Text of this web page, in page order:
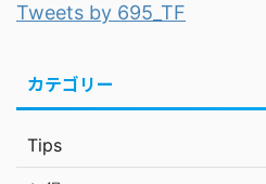
Tweets by 695_TF
カテゴリー
Tips